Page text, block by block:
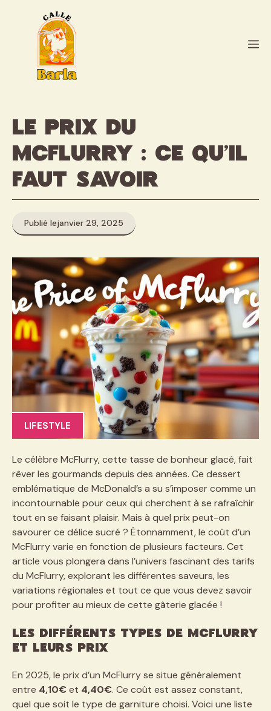
Le prix du
McFlurry : ce qu’il
faut savoir
Publié lejanvier 29, 2025
LIFESTYLE
Le célèbre McFlurry, cette tasse de bonheur glacé, fait
rêver les gourmands depuis des années. Ce dessert
emblématique de McDonald’s a su s’imposer comme un
incontournable pour ceux qui cherchent à se rafraîchir
tout en se faisant plaisir. Mais à quel prix peut-on
savourer ce délice sucré ? Étonnamment, le coût d’un
McFlurry varie en fonction de plusieurs facteurs. Cet
article vous plongera dans l’univers fascinant des tarifs
du McFlurry, explorant les différentes saveurs, les
variations régionales et tout ce que vous devez savoir
pour profiter au mieux de cette gâterie glacée !
Les différents types de McFlurry
et leurs prix
En 2025, le prix d’un McFlurry se situe généralement
entre 4,10€ et 4,40€. Ce coût est assez constant,
quel que soit le type de garniture choisi. Voici une liste